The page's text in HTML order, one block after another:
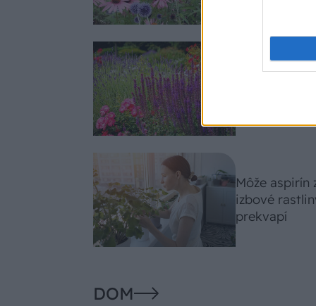
Nemusí to
Môže
izbové
prekvapí
DOM